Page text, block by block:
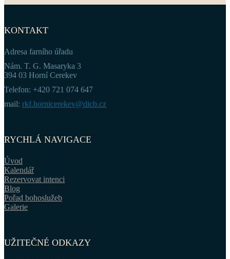
KONTAKT
Adresa farního úřadu
Nám. T. G. Masaryka 3
394 03 Horní Cerekev
Telefon: +420 721 074 647
mail: rkf.hornicerekev@dicb.cz
RYCHLÁ NAVIGACE
Úvod
Kalendář
Rezervovat intenci
Blog
Pořad bohoslužeb
Galerie
UŽITEČNÉ ODKAZY